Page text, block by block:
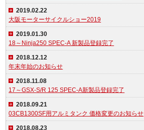
2019.02.22
大阪モーターサイクルショー2019
2019.01.30
18～Ninja250 SPEC-A 新製品登録完了
2018.12.12
年末年始のお知らせ
2018.11.08
17～GSX-S/R 125 SPEC-A新製品登録完了
2018.09.21
03CB1300SF用アルミタンク 価格変更のお知らせ
2018.08.23